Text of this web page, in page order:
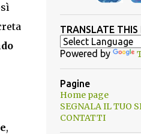
,
TRANSLATE THIS
Powered by
Pagine
Home page
SEGNALA IL TUO
CONTATTI